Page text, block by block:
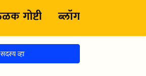
गोष्टी ब्लॉग
सदस्य व्हा